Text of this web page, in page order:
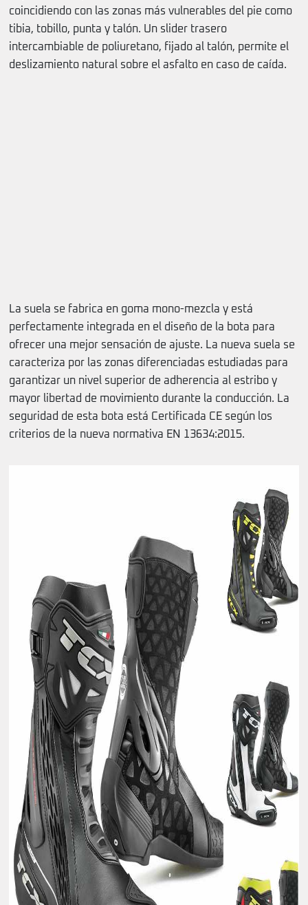
coincidiendo con las zonas más vulnerables del pie como
tibia, tobillo, punta y talón. Un slider trasero
intercambiable de poliuretano, fijado al talón, permite el
deslizamiento natural sobre el asfalto en caso de caída.
La suela se fabrica en goma mono-mezcla y está
perfectamente integrada en el diseño de la bota para
ofrecer una mejor sensación de ajuste. La nueva suela se
caracteriza por las zonas diferenciadas estudiadas para
garantizar un nivel superior de adherencia al estribo y
mayor libertad de movimiento durante la conducción. La
seguridad de esta bota está Certificada CE según los
criterios de la nueva normativa EN 13634:2015.